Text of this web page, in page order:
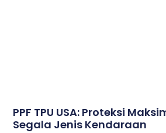
PPF TPU USA: Proteksi
Segala Jenis Kendaraan